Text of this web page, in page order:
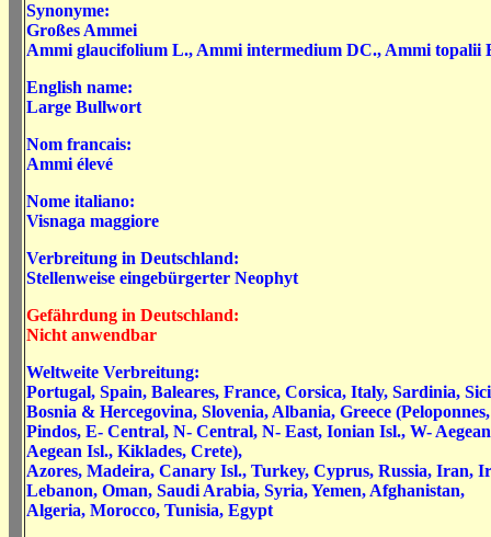
Synonyme:
Großes Ammei
Ammi glaucifolium L., Ammi intermedium DC., Ammi topalii
English name:
Large Bullwort
Nom francais:
Ammi élevé
Nome italiano:
Visnaga maggiore
Verbreitung in Deutschland:
Stellenweise eingebürgerter Neophyt
Gefährdung in Deutschland:
Nicht anwendbar
Weltweite Verbreitung:
Portugal, Spain, Baleares, France, Corsica, Italy, Sardinia,
Bosnia & Hercegovina, Slovenia, Albania, Greece
Pindos, E- Central, N- Central, N- East, Ionian Isl., W-
Aegean Isl., Kiklades, Crete),
Azores, Madeira, Canary Isl., Turkey, Cyprus, Russia, Iran,
Lebanon, Oman, Saudi Arabia, Syria, Yemen, Afghanistan,
Algeria, Morocco, Tunisia, Egypt